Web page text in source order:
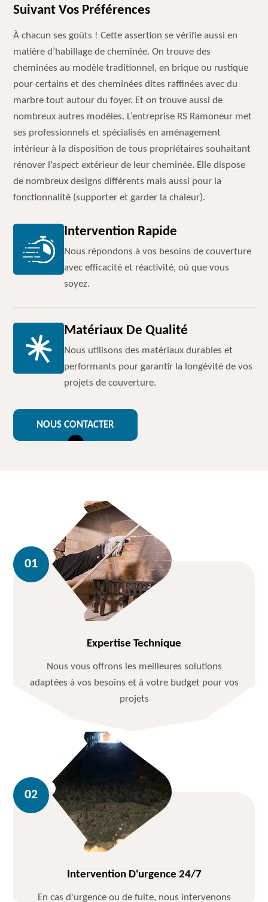
Suivant Vos Préférences
À chacun ses goûts ! Cette assertion se vérifie aussi en
matière d’habillage de cheminée. On trouve des
cheminées au modèle traditionnel, en brique ou rustique
pour certains et des cheminées dites raffinées avec du
marbre tout autour du foyer. Et on trouve aussi de
nombreux autres modèles. L’entreprise RS Ramoneur met
ses professionnels et spécialisés en aménagement
intérieur à la disposition de tous propriétaires souhaitant
rénover l’aspect extérieur de leur cheminée. Elle dispose
de nombreux designs différents mais aussi pour la
fonctionnalité (supporter et garder la chaleur).
Intervention Rapide
Nous répondons à vos besoins de couverture
avec efficacité et réactivité, où que vous
soyez.
Matériaux De Qualité
Nous utilisons des matériaux durables et
performants pour garantir la longévité de vos
projets de couverture.
NOUS CONTACTER
Expertise Technique
Nous vous offrons les meilleures solutions
adaptées à vos besoins et à votre budget pour vos
projets
Intervention D'urgence 24/7
En cas d'urgence ou de fuite, nous intervenons